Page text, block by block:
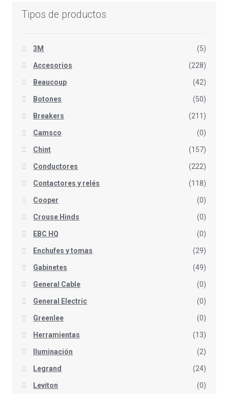
Tipos de productos
3M (5)
Accesorios (228)
Beaucoup (42)
Botones (50)
Breakers (211)
Camsco (0)
Chint (157)
Conductores (222)
Contactores y relés (118)
Cooper (0)
Crouse Hinds (0)
EBC HQ (0)
Enchufes y tomas (29)
Gabinetes (49)
General Cable (0)
General Electric (0)
Greenlee (0)
Herramientas (13)
Iluminación (2)
Legrand (24)
Leviton (0)